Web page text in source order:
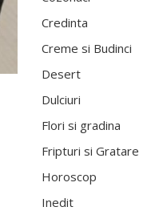
Credinta
Creme si Budinci
Desert
Dulciuri
Flori si gradina
Fripturi si Gratare
Horoscop
Inedit